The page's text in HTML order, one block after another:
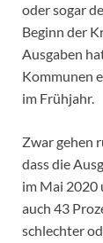
oder sogar
Beginn der
Ausgaben
Kommunen
im Frühjahr.
Zwar gehen
dass die
im Mai 2020
auch 43
schlechter